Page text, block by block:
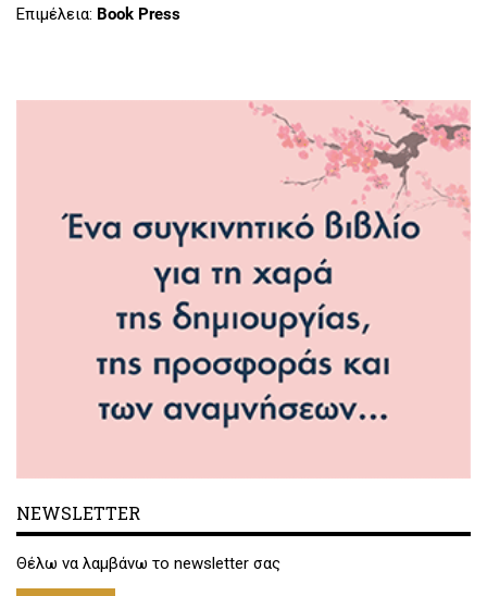
Επιμέλεια: Book Press
NEWSLETTER
Θέλω να λαμβάνω το newsletter σας